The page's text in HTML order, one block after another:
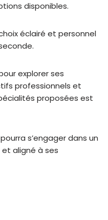
disponibles.
éclairé et personnel
explorer ses
professionnels et
proposées est
s’engager dans un
aligné à ses